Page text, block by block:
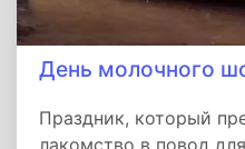
День молочного
Праздник, который
лакомство в повод